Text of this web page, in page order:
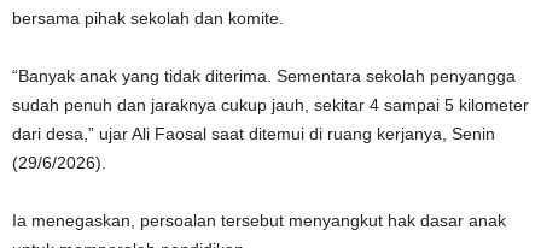
bersama pihak sekolah dan komite.
“Banyak anak yang tidak diterima. Sementara sekolah penyangga
sudah penuh dan jaraknya cukup jauh, sekitar 4 sampai 5 kilometer
dari desa,” ujar Ali Faosal saat ditemui di ruang kerjanya, Senin
(29/6/2026).
Ia menegaskan, persoalan tersebut menyangkut hak dasar anak